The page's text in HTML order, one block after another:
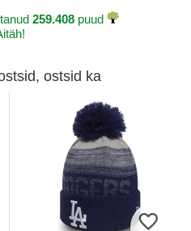
259.408 puud
ostsid ka